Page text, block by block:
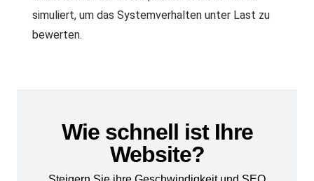
simuliert, um das Systemverhalten unter Last zu
bewerten.
Wie schnell ist Ihre
Website?